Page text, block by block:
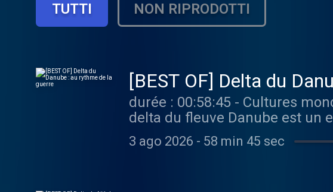
TUTTI NON RIPRODOTTI
[BEST OF] Delta du
durée : 00:58:45 - Cultures monde - Situé à la frontière entre l'Ukraine et la Roumanie, le
delta du fleuve Danube est un
c’est grâce à ses ports que
céréalière ukrainienne. Vous aimez ce podcast ? Pour écouter tous les épisodes sans
3 ago 2026 - 58 min 45 sec